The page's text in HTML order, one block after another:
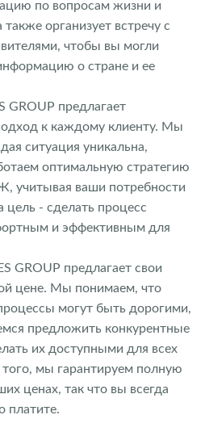
по вопросам жизни и
организует встречу с
чтобы вы могли
о стране и ее
GROUP предлагает
к каждому клиенту. Мы
ситуация уникальна,
оптимальную стратегию
учитывая ваши потребности
- сделать процесс
и эффективным для
GROUP предлагает свои
цене. Мы понимаем, что
могут быть дорогими,
предложить конкурентные
их доступными для всех
мы гарантируем полную
ценах, так что вы всегда
платите.